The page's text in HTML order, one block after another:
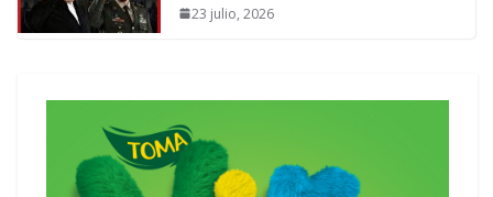
23 julio, 2026